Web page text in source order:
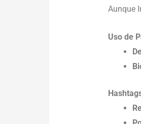
Aunque
Uso de